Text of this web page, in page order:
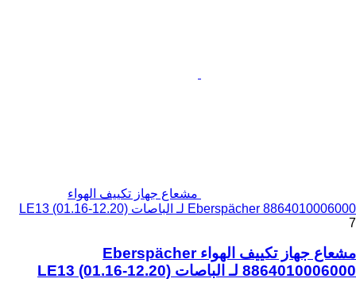
مشعاع جهاز تكييف الهواء
Eberspächer 8864010006000 لـ الباصات LE13 (01.16-12.20)
7
مشعاع جهاز تكييف الهواء Eberspächer
8864010006000 لـ الباصات LE13 (01.16-12.20)